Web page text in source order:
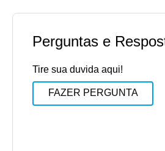
Perguntas e
Tire sua duvida aqui!
FAZER PERGUNTA